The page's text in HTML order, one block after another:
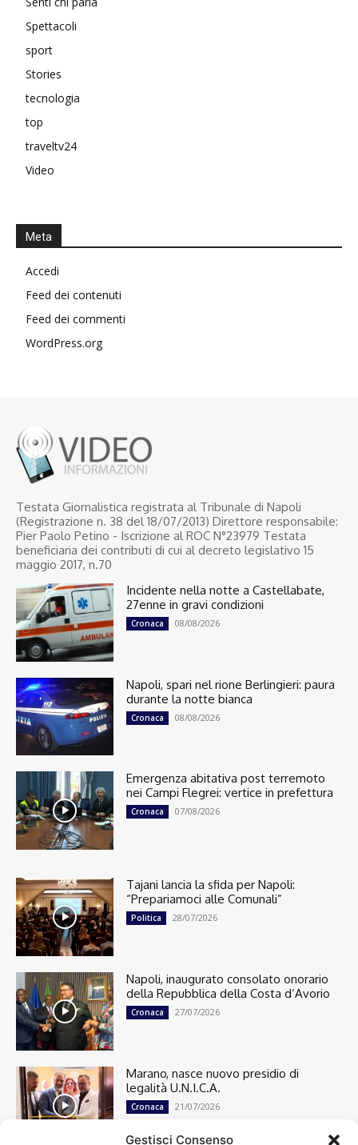
Gestisci Consenso
Spettacoli
sport
Stories
tecnologia
top
traveltv24
Video
Meta
Accedi
Feed dei contenuti
Feed dei commenti
WordPress.org
Testata Giornalistica registrata al Tribunale di Napoli
(Registrazione n. 38 del 18/07/2013) Direttore responsabile:
Pier Paolo Petino - Iscrizione al ROC N°23979 Testata
beneficiaria dei contributi di cui al decreto legislativo 15
maggio 2017, n.70
Incidente nella notte a Castellabate,
27enne in gravi condizioni
Cronaca 08/08/2026
Napoli, spari nel rione Berlingieri: paura
durante la notte bianca
Cronaca 08/08/2026
Emergenza abitativa post terremoto
nei Campi Flegrei: vertice in prefettura
Cronaca 07/08/2026
Tajani lancia la sfida per Napoli:
“Prepariamoci alle Comunali”
Politica 28/07/2026
Napoli, inaugurato consolato onorario
della Repubblica della Costa d’Avorio
Cronaca 27/07/2026
Marano, nasce nuovo presidio di
legalità U.N.I.C.A.
Cronaca 21/07/2026